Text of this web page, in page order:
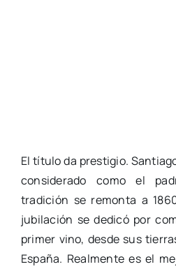
El título da prestigio.
considerado como el
tradición se remonta a
jubilación se dedicó por
primer vino, desde sus
España. Realmente es el